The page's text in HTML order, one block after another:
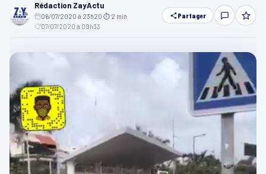
Rédaction ZayActu
06/07/2020 à 23h20 ⏱ 2 min
07/07/2020 à 09h33
Partager